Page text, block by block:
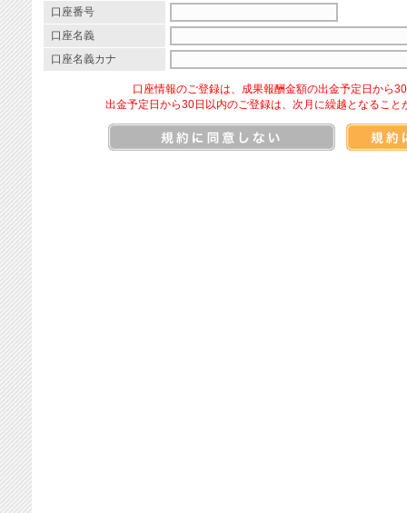
口座番号
口座名義
口座名義カナ
口座情報のご登録は、成果報酬金額の出金予定日から
出金予定日から30日以内のご登録は、次月に繰越となるこ